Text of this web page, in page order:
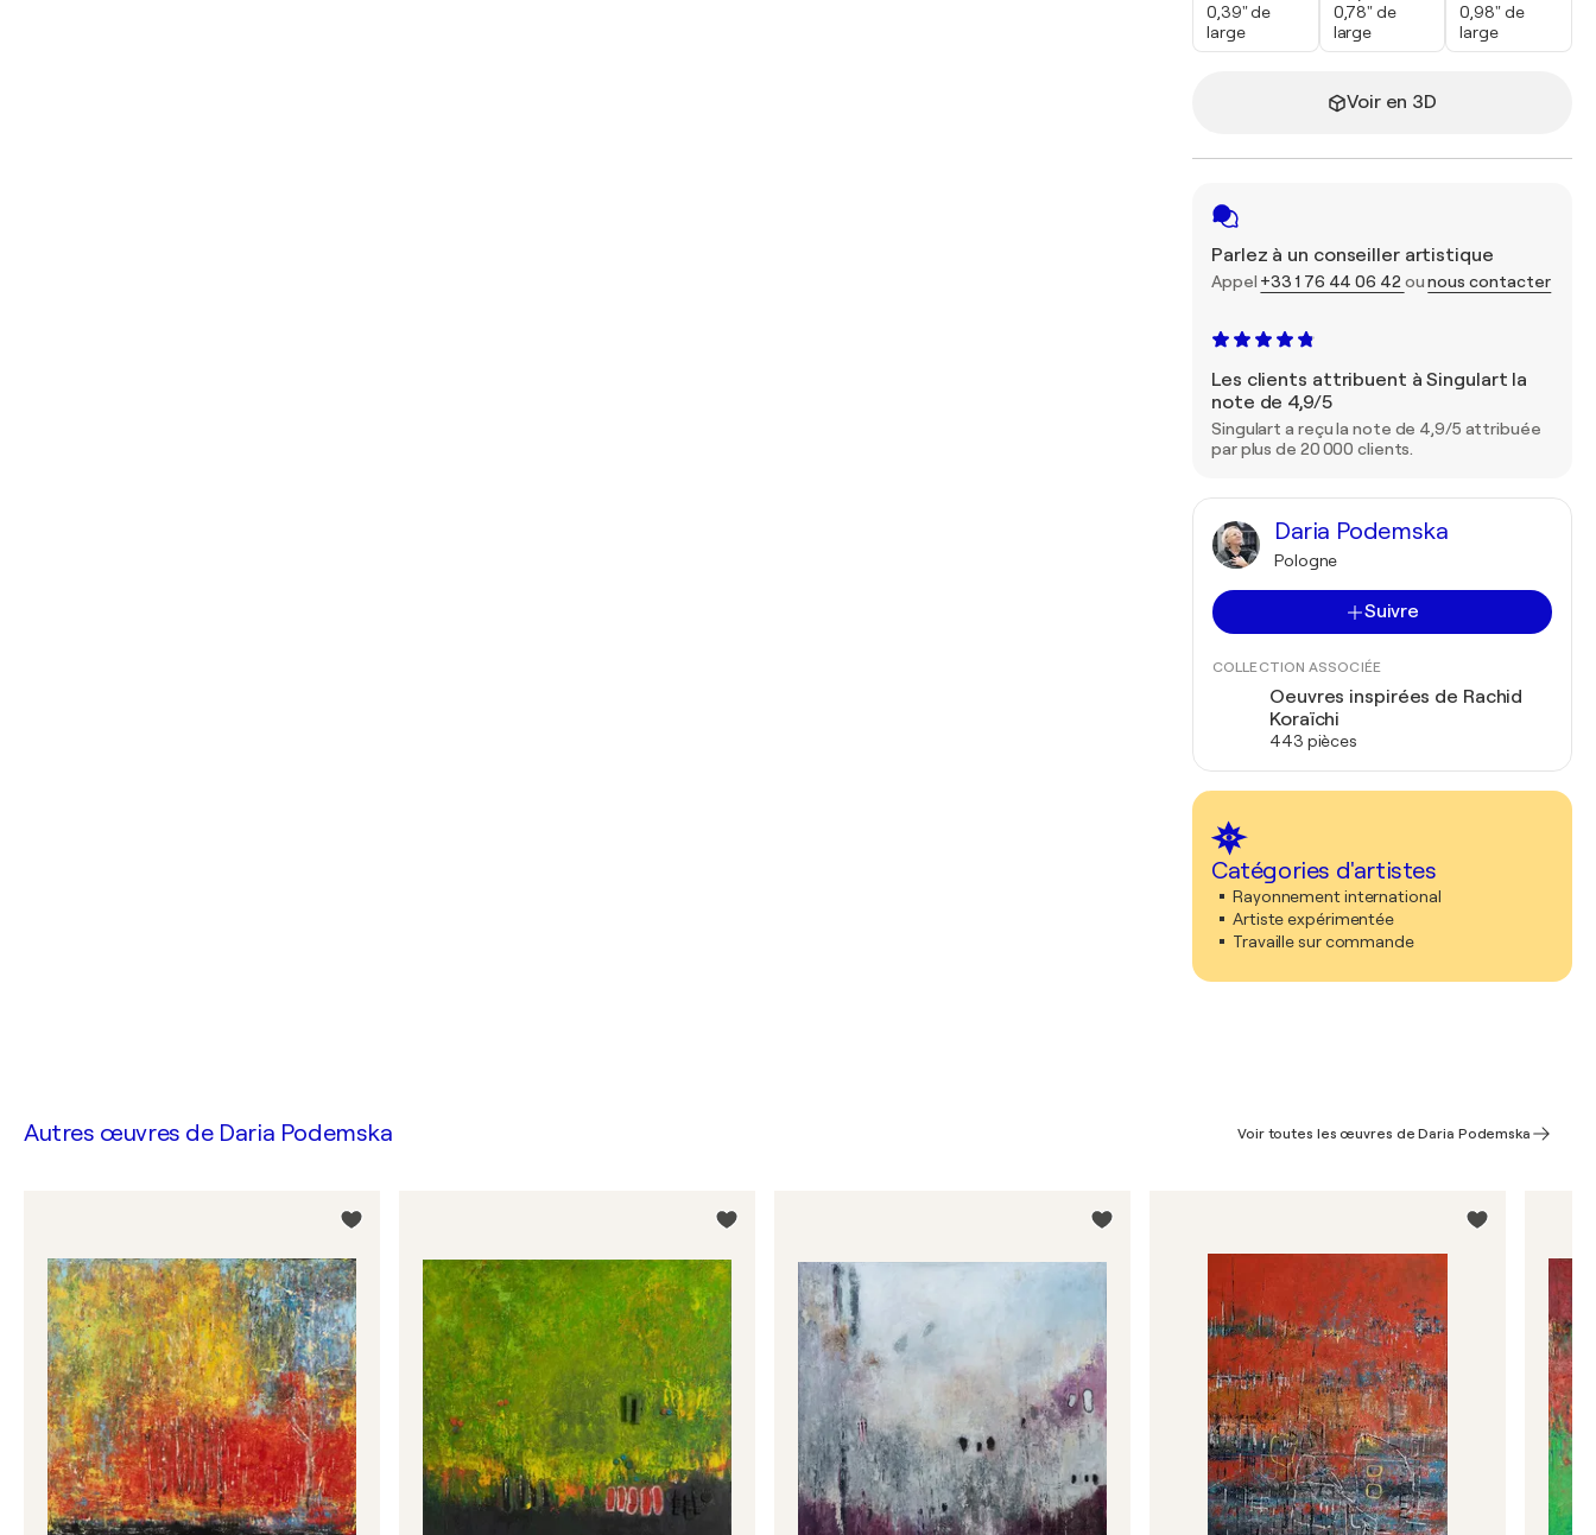
0,39" de
large
0,78" de
large
0,98" de
large
Voir en 3D
Parlez à un conseiller artistique
Appel +33 1 76 44 06 42 ounous contacter
Les clients attribuent à Singulart la
note de 4,9/5
Singulart a reçu la note de 4,9/5 attribuée
par plus de 20 000 clients.
Daria Podemska
Pologne
Suivre
COLLECTION ASSOCIÉE
Oeuvres inspirées de Rachid
Koraïchi
443 pièces
Catégories d'artistes
Rayonnement international
Artiste expérimentée
Travaille sur commande
Autres œuvres de Daria Podemska Voir toutes les œuvres de Daria Podemska